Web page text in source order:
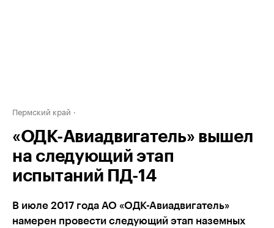
Пермский край
«ОДК-Авиадвигатель» вышел
на следующий этап
испытаний ПД-14
В июле 2017 года АО «ОДК-Авиадвигатель»
намерен провести следующий этап наземных